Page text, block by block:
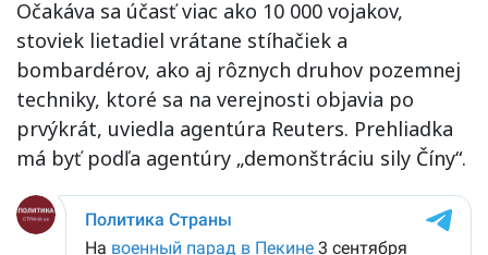
Očakáva sa účasť viac ako 10 000 vojakov,
stoviek lietadiel vrátane stíhačiek a
bombardérov, ako aj rôznych druhov pozemnej
techniky, ktoré sa na verejnosti objavia po
prvýkrát, uviedla agentúra Reuters. Prehliadka
má byť podľa agentúry „demonštráciu sily Číny“.